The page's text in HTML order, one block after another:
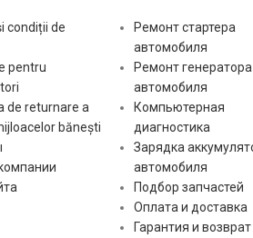
condiții de
pentru
de returnare a
bănești
Ремонт стартера
автомобиля
Ремонт генератора
автомобиля
Компьютерная
диагностика
Зарядка
автомобиля
Подбор запчастей
Оплата и доставка
Гарантия и возврат